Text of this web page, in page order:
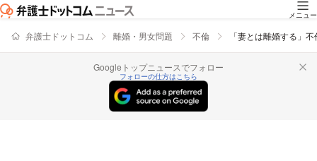
メニュー
弁護士ドットコム 離婚・男女問題 不倫 「妻とは離婚する」
Googleトップニュースでフォロー
フォローの仕方はこちら